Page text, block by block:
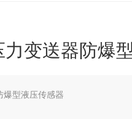
变送器防爆
爆型液压传感器